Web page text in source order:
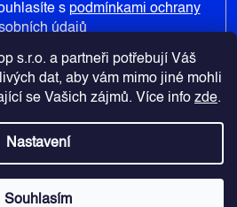
s.r.o. a partneři potřebují Váš
dat, aby vám mimo jiné mohli
se Vašich zájmů. Více info zde.
Nastavení
Souhlasím
s podmínkami ochrany
údajů
PŘIHLÁSIT SE
Vytvořil Shoptet
Shop.cz. Všechna práva vyhrazena.